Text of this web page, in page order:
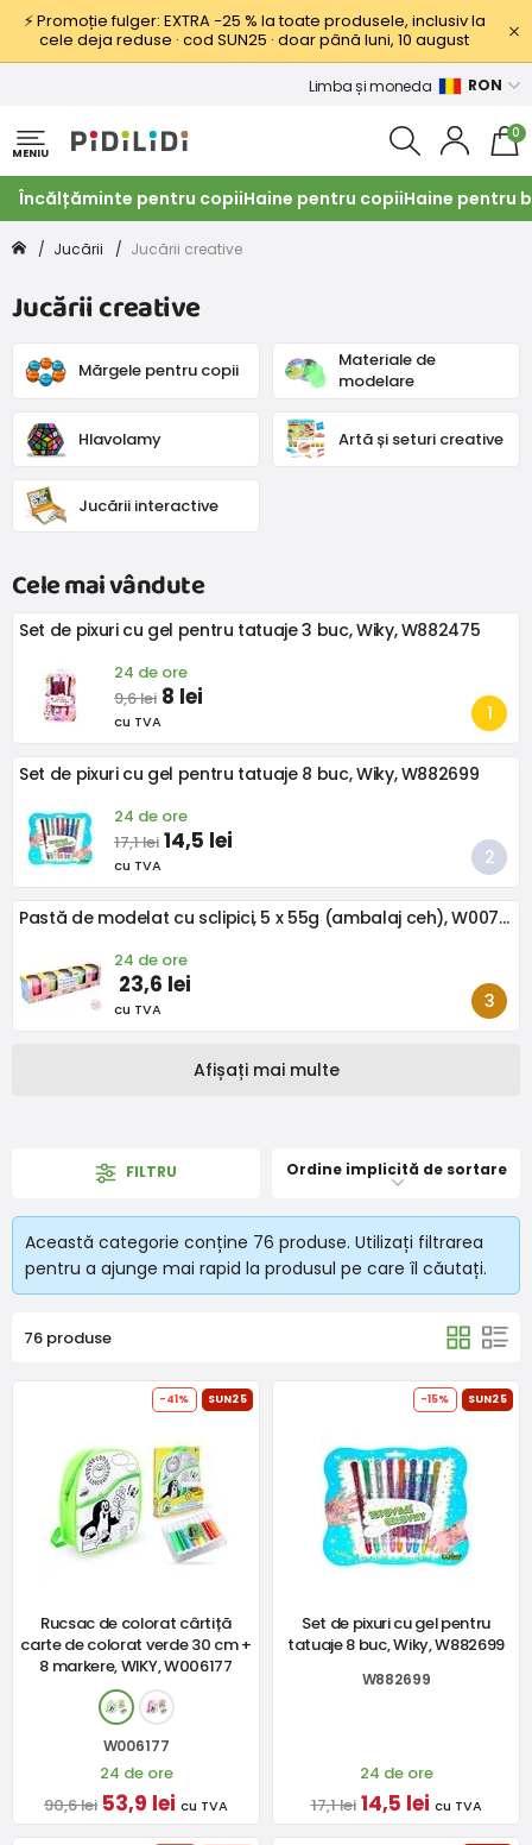
⚡ Promoție fulger: EXTRA −25 % la toate produsele, inclusiv la
cele deja reduse · cod SUN25 · doar până luni, 10 august
Limba și moneda RON
MENIU
0
Încălțăminte pentru copiiHaine pentru copiiHaine pentru
Jucării Jucării creative
Jucării creative
Mărgele pentru copii
Materiale de
modelare
Hlavolamy Artă și seturi creative
Jucării interactive
Cele mai vândute
Set de pixuri cu gel pentru tatuaje 3 buc, Wiky, W882475
24 de ore
9,6 lei 8 lei
cu TVA
Set de pixuri cu gel pentru tatuaje 8 buc, Wiky, W882699
24 de ore
17,1 lei 14,5 lei
cu TVA
Pastă de modelat cu sclipici, 5 x 55g (ambalaj ceh), W007754
24 de ore
23,6 lei
cu TVA
Afișați mai multe
FILTRU Ordine implicită de sortare
Această categorie conține 76 produse. Utilizați filtrarea
pentru a ajunge mai rapid la produsul pe care îl căutați.
76 produse
-41% SUN25
Rucsac de colorat cârtiță
carte de colorat verde 30 cm +
8 markere, WIKY, W006177
W006177
24 de ore
90,6 lei 53,9 lei cu TVA
-15% SUN25
Set de pixuri cu gel pentru
tatuaje 8 buc, Wiky, W882699
W882699
24 de ore
17,1 lei 14,5 lei cu TVA